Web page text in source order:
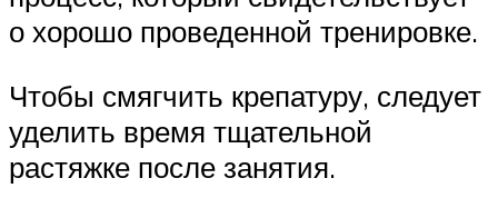
о хорошо проведенной тренировке.
Чтобы смягчить крепатуру, следует
уделить время тщательной
растяжке после занятия.